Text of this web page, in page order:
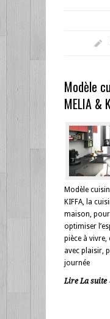
Modèle
MELIA &
Modèle
KIFFA, la
maison,
optimiser
pièce à
avec plaisir,
journée
Lire La suite